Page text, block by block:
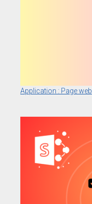
Application : Page web